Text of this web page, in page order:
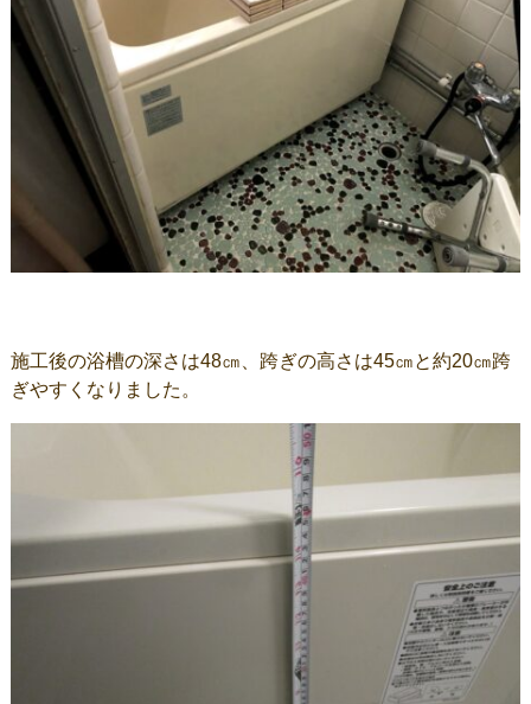
施工後の浴槽の深さは48㎝、跨ぎの高さは45㎝と約20㎝跨
ぎやすくなりました。